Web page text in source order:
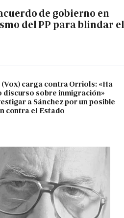
de gobierno en
del PP para blindar el
carga contra Orriols: «Ha
discurso sobre inmigración»
a Sánchez por un posible
contra el Estado